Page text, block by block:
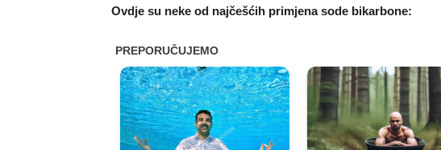
Ovdje su neke od najčešćih primjena sode bikarbone: